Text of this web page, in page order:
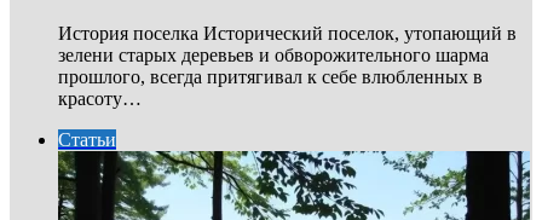
История поселка Исторический поселок, утопающий в
зелени старых деревьев и обворожительного шарма
прошлого, всегда притягивал к себе влюбленных в
красоту…
Статьи